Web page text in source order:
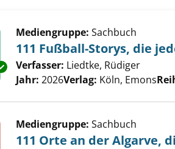
Exemplar-Details von 111 Fußball-
Mediengruppe: Sachbuch
111 Fußball-Storys, die
Verfasser: Liedtke, Rüdiger
Jahr: 2026Verlag: Köln, Emons
Mediengruppe: Sachbuch
111 Orte an der Algarve,